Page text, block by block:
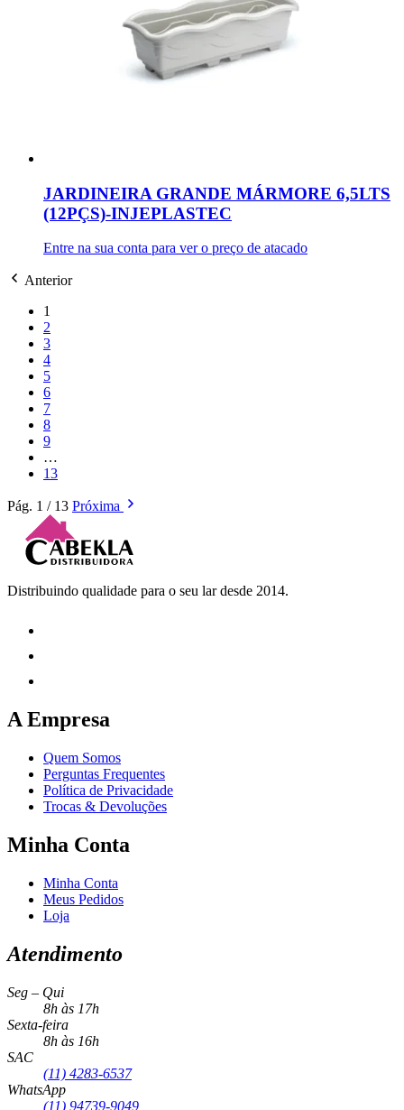
JARDINEIRA GRANDE MÁRMORE 6,5LTS
(12PÇS)-INJEPLASTEC
Entre na sua conta para ver o preço de atacado
Anterior
1
2
3
4
5
6
7
8
9
…
13
Pág. 1 / 13 Próxima
Distribuindo qualidade para o seu lar desde 2014.
A Empresa
Quem Somos
Perguntas Frequentes
Política de Privacidade
Trocas & Devoluções
Minha Conta
Minha Conta
Meus Pedidos
Loja
Atendimento
Seg – Qui
8h às 17h
Sexta-feira
8h às 16h
SAC
(11) 4283-6537
WhatsApp
(11) 94739-9049